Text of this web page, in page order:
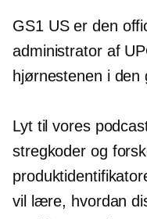
GS1 US er den
administrator af
hjørnestenen i
Lyt til vores
stregkoder og
vil lære, hvordan